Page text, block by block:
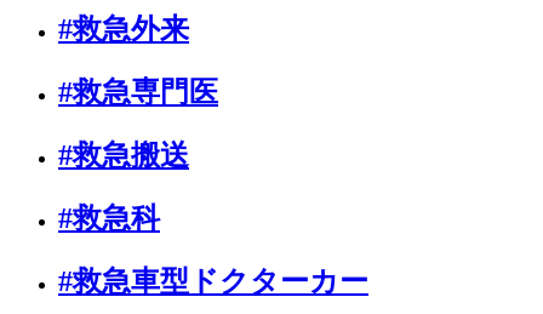
#救急外来
#救急専門医
#救急搬送
#救急科
#救急車型ドクターカー